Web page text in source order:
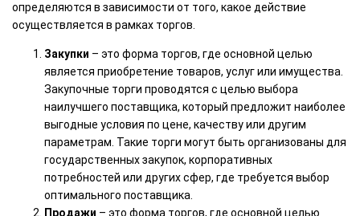
определяются в зависимости от того, какое действие
осуществляется в рамках торгов.
Закупки – это форма торгов, где основной целью
является приобретение товаров, услуг или имущества.
Закупочные торги проводятся с целью выбора
наилучшего поставщика, который предложит наиболее
выгодные условия по цене, качеству или другим
параметрам. Такие торги могут быть организованы для
государственных закупок, корпоративных
потребностей или других сфер, где требуется выбор
оптимального поставщика.
Продажи – это форма торгов, где основной целью